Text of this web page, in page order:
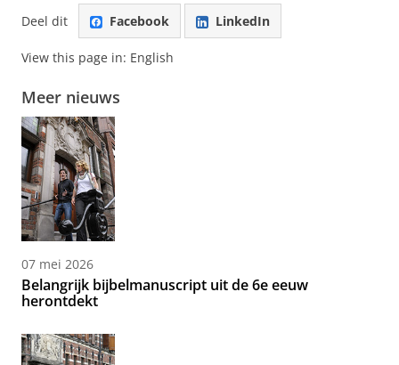
Deel dit Facebook LinkedIn
View this page in: English
Meer nieuws
07 mei 2026
Belangrijk bijbelmanuscript uit de 6e eeuw
herontdekt